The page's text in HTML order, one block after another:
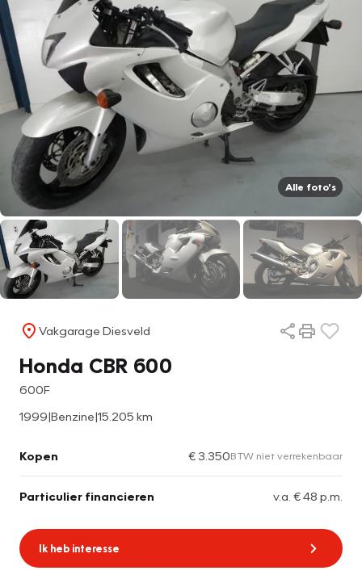
Alle foto's
Vakgarage Diesveld
Honda CBR 600
600F
1999|Benzine|15.205 km
Kopen € 3.350BTW niet verrekenbaar
Particulier financieren v.a. € 48 p.m.
Ik heb interesse